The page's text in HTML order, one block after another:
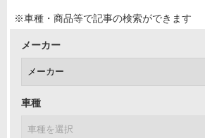
※車種・商品等で記事の検索ができます
メーカー
車種